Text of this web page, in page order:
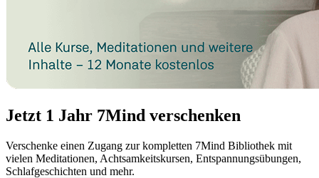
Jetzt 1 Jahr 7Mind verschenken
Verschenke einen Zugang zur kompletten 7Mind Bibliothek mit
vielen Meditationen, Achtsamkeitskursen, Entspannungsübungen,
Schlafgeschichten und mehr.